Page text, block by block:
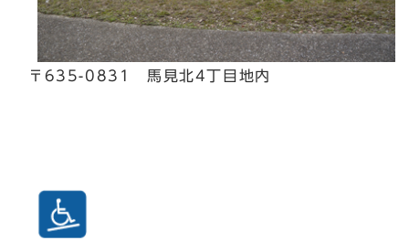
〒635-0831 馬見北4丁目地内